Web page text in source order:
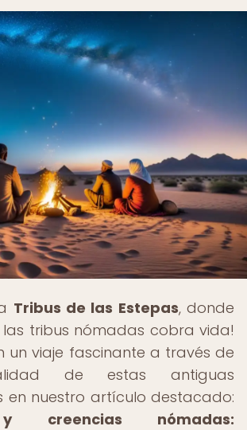
Tribus de las Estepas, donde
tribus nómadas cobra vida!
un viaje fascinante a través de
de estas antiguas
en nuestro artículo destacado:
creencias nómadas: